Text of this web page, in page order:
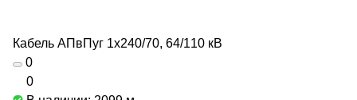
Кабель АПвПуг 1х240/70, 64/110 кВ
0
0